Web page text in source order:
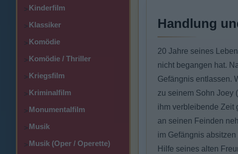
>Kinderfilm
>Klassiker
>Komödie
>Komödie / Thriller
>Kriegsfilm
>Kriminalfilm
>Monumentalfilm
>Musik
>Musik (Oper / Operette)
Handlung
20 Jahre seines
nicht begangen hat.
Gefängnis entlassen.
zu seinem Sohn Joey
ihm verbleibende Zeit
an seinen Feinden
im Gefängnis
Hilfe seines alten